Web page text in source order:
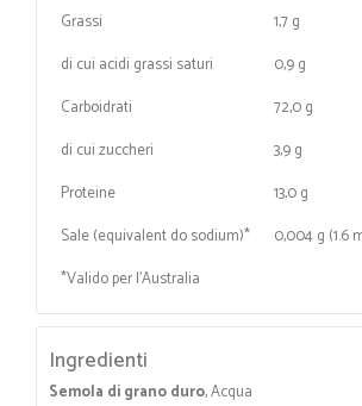
Grassi
1,7 g
di cui acidi grassi saturi
0,9 g
Carboidrati
72,0 g
di cui zuccheri
3,9 g
Proteine
13,0 g
Sale (equivalent do sodium)*
0,004 g (1.6
*Valido per l'Australia
Ingredienti
Semola di grano duro, Acqua